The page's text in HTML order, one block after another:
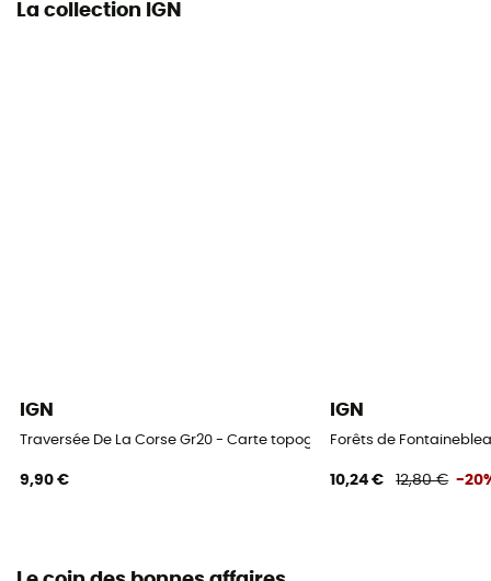
La collection IGN
IGN
Traversée De La Corse Gr20 - Carte topographique
9,90 €
IGN
Forêts de
10,24 € 12,80 € -